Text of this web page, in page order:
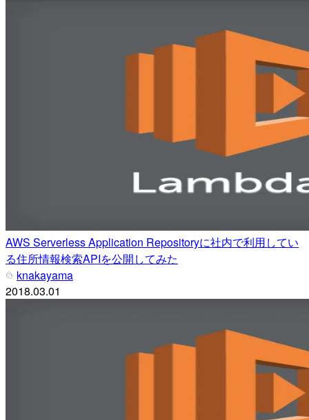
AWS Serverless Application Repositoryに社内で利用してい
る住所情報検索APIを公開してみた
knakayama
2018.03.01